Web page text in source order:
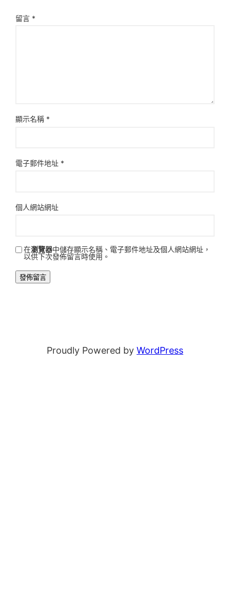
留言 *
顯示名稱 *
電子郵件地址 *
個人網站網址
在瀏覽器中儲存顯示名稱、電子郵件地址及個人網站網址，
以供下次發佈留言時使用。
Proudly Powered by WordPress